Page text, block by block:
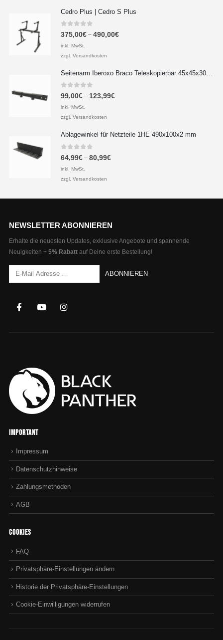
Cedro Plus | Cedro S Plus
0out of 5
375,00€– 490,00€
inkl. MwSt.
zzgl. Versandkosten
Seitenarm Iberoxo Braco Teleskopierbar 45x45x300-450 mm
0out of 5
99,00€– 123,99€
inkl. MwSt.
zzgl. Versandkosten
Ablagewinkel für Netzteile 1HE 490x100x2 mm
0 out of 5
64,99€– 80,99€
inkl. MwSt.
zzgl. Versandkosten
NEWSLETTER ABONNIEREN
Erhalte die neuesten Updates, exklusive Angebote und spannende
Neuigkeiten + 5% Rabattauf Deine erste Bestellung!
Important
Impressum
Datenschutzhinweise
Zahlungsmethoden
AGB
Cookies
FAQ
Privatsphäre-Einstellungen ändern
Historie der Privatsphäre-Einstellungen
Cookie-Einwilligungen widerrufen